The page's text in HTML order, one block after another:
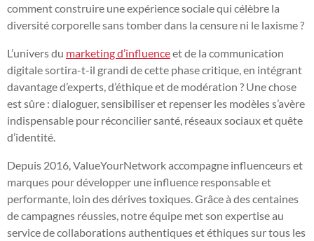
comment construire une expérience sociale qui célèbre la
diversité corporelle sans tomber dans la censure ni le laxisme ?
L’univers du marketing d’influenceet de la communication
digitale sortira-t-il grandi de cette phase critique, en intégrant
davantage d’experts, d’éthique et de modération ? Une chose
est sûre : dialoguer, sensibiliser et repenser les modèles s’avère
indispensable pour réconcilier santé, réseaux sociaux et quête
d’identité.
Depuis 2016, ValueYourNetwork accompagne influenceurs et
marques pour développer une influence responsable et
performante, loin des dérives toxiques. Grâce à des centaines
de campagnes réussies, notre équipe met son expertise au
service de collaborations authentiques et éthiques sur tous les